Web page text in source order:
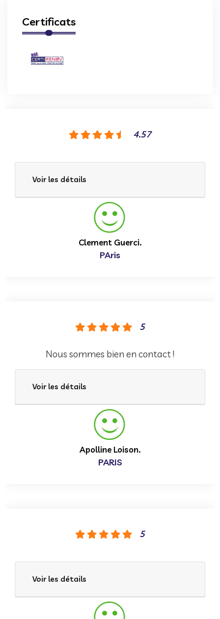
Certificats
4.57
Voir les détails
Clement Guerci.
PAris
5
Nous sommes bien en contact !
Voir les détails
Apolline Loison.
PARIS
5
Voir les détails